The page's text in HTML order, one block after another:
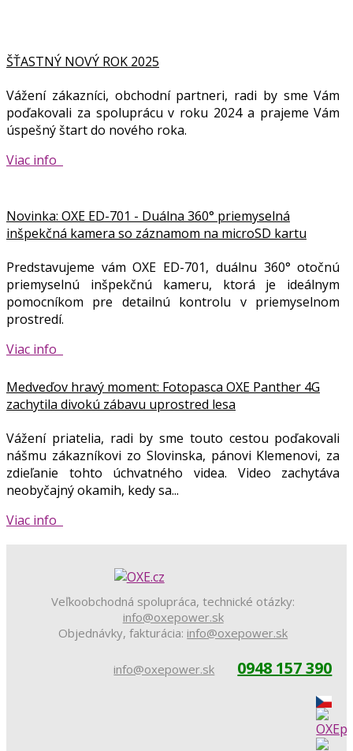
ŠŤASTNÝ NOVÝ ROK 2025
Vážení zákazníci, obchodní partneri, radi by sme Vám
poďakovali za spoluprácu v roku 2024 a prajeme Vám
úspešný štart do nového roka.
Viac info
Novinka: OXE ED-701 - Duálna 360° priemyselná
inšpekčná kamera so záznamom na microSD kartu
Predstavujeme vám OXE ED-701, duálnu 360° otočnú
priemyselnú inšpekčnú kameru, ktorá je ideálnym
pomocníkom pre detailnú kontrolu v priemyselnom
prostredí.
Viac info
Medveďov hravý moment: Fotopasca OXE Panther 4G
zachytila ​​divokú zábavu uprostred lesa
Vážení priatelia, radi by sme touto cestou poďakovali
nášmu zákazníkovi zo Slovinska, pánovi Klemenovi, za
zdieľanie tohto úchvatného videa. Video zachytáva
neobyčajný okamih, kedy sa...
Viac info
Veľkoobchodná spolupráca, technické otázky:
info@oxepower.sk
Objednávky, fakturácia: info@oxepower.sk
info@oxepower.sk 0948 157 390